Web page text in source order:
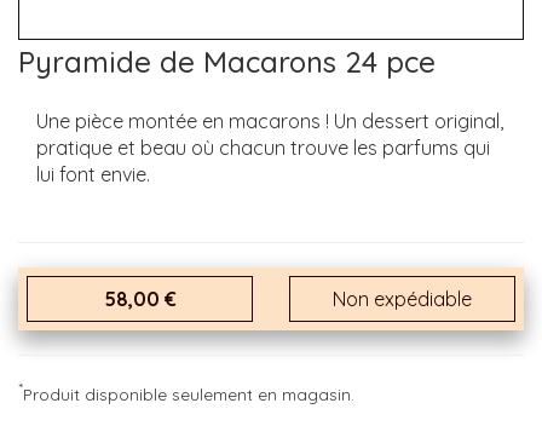
Pyramide de Macarons 24 pce
Une pièce montée en macarons ! Un dessert original,
pratique et beau où chacun trouve les parfums qui
lui font envie.
58,00 € Non expédiable
*Produit disponible seulement en magasin.